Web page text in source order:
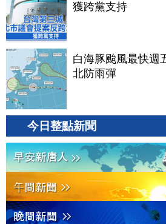
獲跨黨支持
白海豚颱風最快週
北防雨彈
今日整點新聞